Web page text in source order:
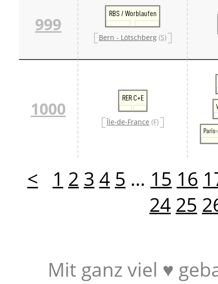
999
RBS / Worblaufen
Bern - Lötschberg (S)
1000
RER C+E
Île-de-France (F)
< 1 2 3 4 5 … 15 16
24 25
Mit ganz viel ♥